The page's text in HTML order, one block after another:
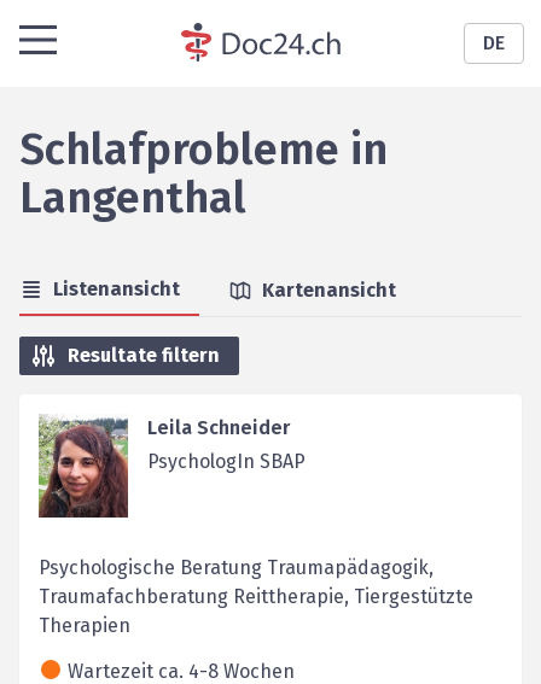
DE
Schlafprobleme in
Langenthal
Listenansicht Kartenansicht
Resultate filtern
Leila Schneider
PsychologIn SBAP
Psychologische Beratung Traumapädagogik,
Traumafachberatung Reittherapie, Tiergestützte
Therapien
Wartezeit ca. 4-8 Wochen